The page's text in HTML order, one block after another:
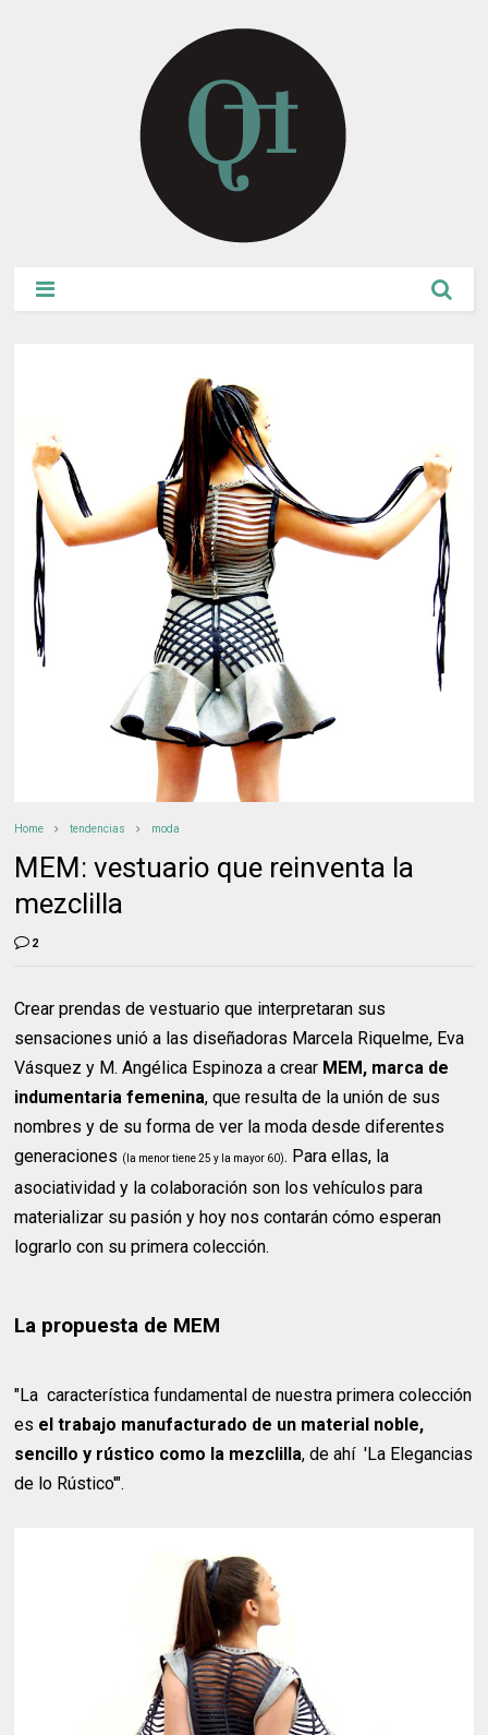
Home tendencias moda
MEM: vestuario que reinventa la
mezclilla
2
Crear prendas de vestuario que interpretaran sus
sensaciones unió a las diseñadoras Marcela Riquelme, Eva
Vásquez y M. Angélica Espinoza a crear MEM, marca de
indumentaria femenina, que resulta de la unión de sus
nombres y de su forma de ver la moda desde diferentes
generaciones (la menor tiene 25 y la mayor 60). Para ellas, la
asociatividad y la colaboración son los vehículos para
materializar su pasión y hoy nos contarán cómo esperan
lograrlo con su primera colección.
La propuesta de MEM
"La característica fundamental de nuestra primera colección
es el trabajo manufacturado de un material noble,
sencillo y rústico como la mezclilla, de ahí 'La Elegancias
de lo Rústico'".